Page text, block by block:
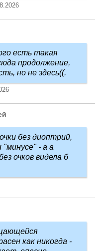
есть такая
продолжение,
но не здесь((.
без диоптрий,
- а а
очков видела б
как никогда -